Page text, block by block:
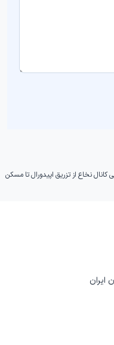
کانال نخاع از تزریق اپیدورال تا مسکن
ایران